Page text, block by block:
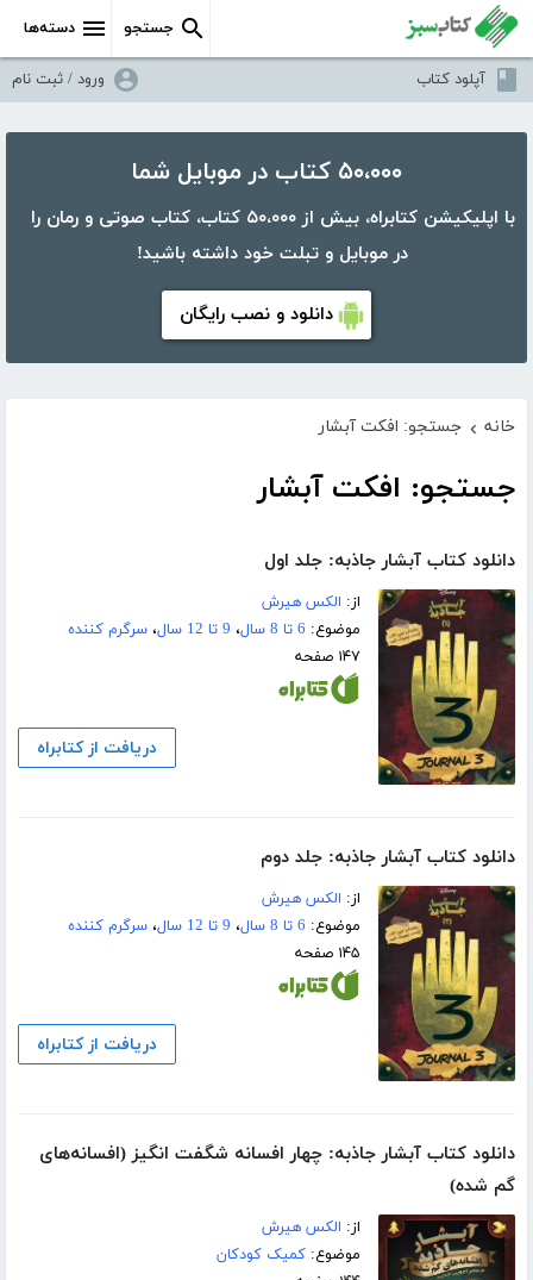
دسته‌ها جستجو
آپلود کتاب ورود / ثبت نام
۵۰،۰۰۰ کتاب در موبایل شما
با اپلیکیشن کتابراه، بیش از ۵۰،۰۰۰ کتاب، کتاب صوتی و رمان را
در موبایل و تبلت خود داشته باشید!
دانلود و نصب رایگان
خانه › جستجو: افکت آبشار
جستجو: افکت آبشار
دانلود کتاب آبشار جاذبه: جلد اول
از: الکس هیرش
موضوع: 6 تا 8 سال ، 9 تا 12 سال ،سرگرم کننده
۱۴۷ صفحه
دریافت از کتابراه
دانلود کتاب آبشار جاذبه: جلد دوم
از: الکس هیرش
موضوع: 6 تا 8 سال ، 9 تا 12 سال ،سرگرم کننده
۱۴۵ صفحه
دریافت از کتابراه
دانلود کتاب آبشار جاذبه: چهار افسانه شگفت انگیز (افسانه‌های
گم شده)
از: الکس هیرش
موضوع:کمیک کودکان